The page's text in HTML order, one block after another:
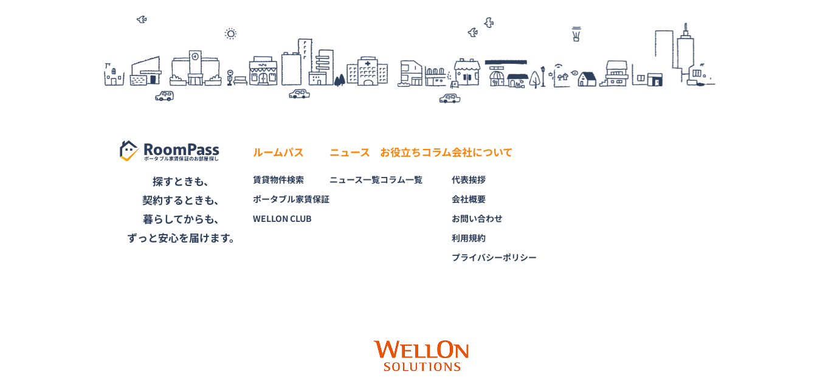
RoomPass
ポータブル家賃保証のお部屋探し
探すときも、
契約するときも、
暮らしてからも、
ずっと安心を届けます。
ルームパス
賃貸物件検索
ポータブル家賃保証
WELLON CLUB
ニュース
ニュース一覧
お役立ちコラム
コラム一覧
会社について
代表挨拶
会社概要
お問い合わせ
利用規約
プライバシーポリシー